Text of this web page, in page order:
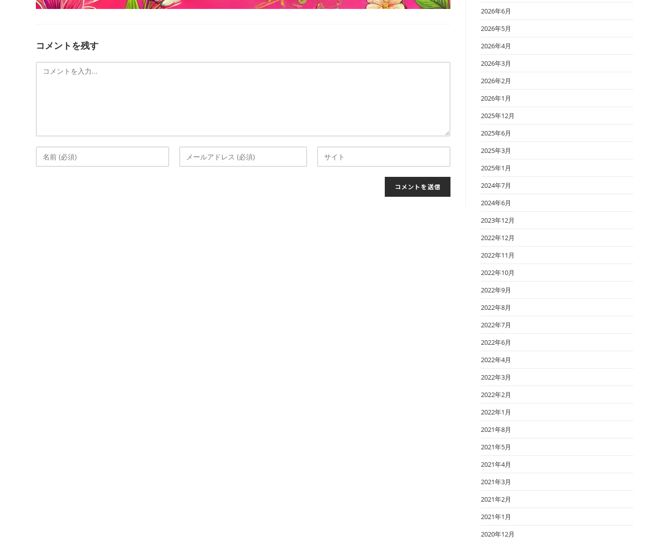
コメントを残す
2026年6月
2026年5月
2026年4月
2026年3月
2026年2月
2026年1月
2025年12月
2025年6月
2025年3月
2025年1月
2024年7月
2024年6月
2023年12月
2022年12月
2022年11月
2022年10月
2022年9月
2022年8月
2022年7月
2022年6月
2022年4月
2022年3月
2022年2月
2022年1月
2021年8月
2021年5月
2021年4月
2021年3月
2021年2月
2021年1月
2020年12月